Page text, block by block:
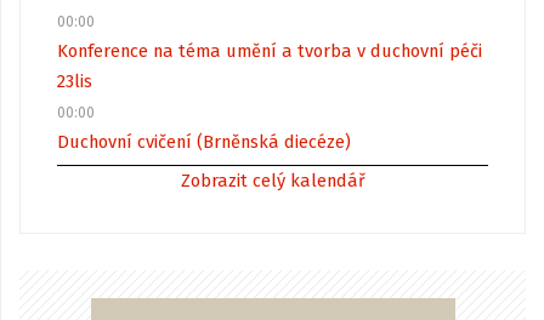
00:00
Konference na téma umění a tvorba v duchovní péči
23lis
00:00
Duchovní cvičení (Brněnská diecéze)
Zobrazit celý kalendář